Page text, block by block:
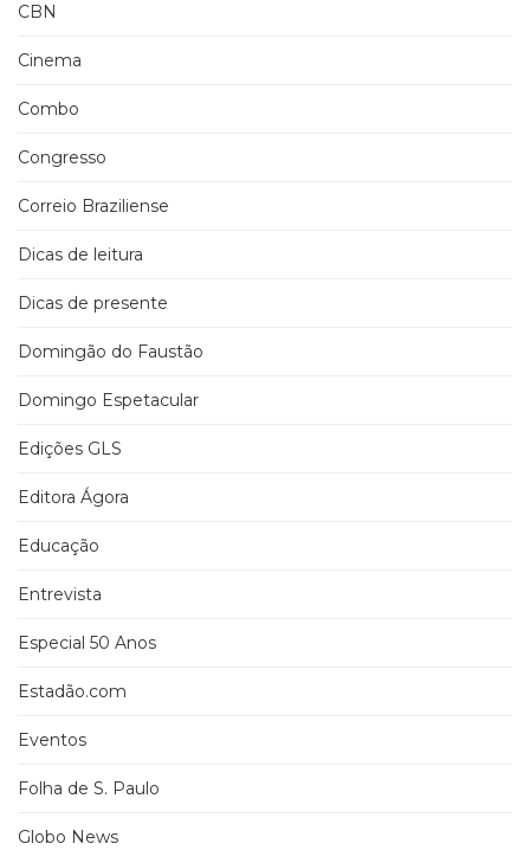
CBN
Cinema
Combo
Congresso
Correio Braziliense
Dicas de leitura
Dicas de presente
Domingão do Faustão
Domingo Espetacular
Edições GLS
Editora Ágora
Educação
Entrevista
Especial 50 Anos
Estadão.com
Eventos
Folha de S. Paulo
Globo News